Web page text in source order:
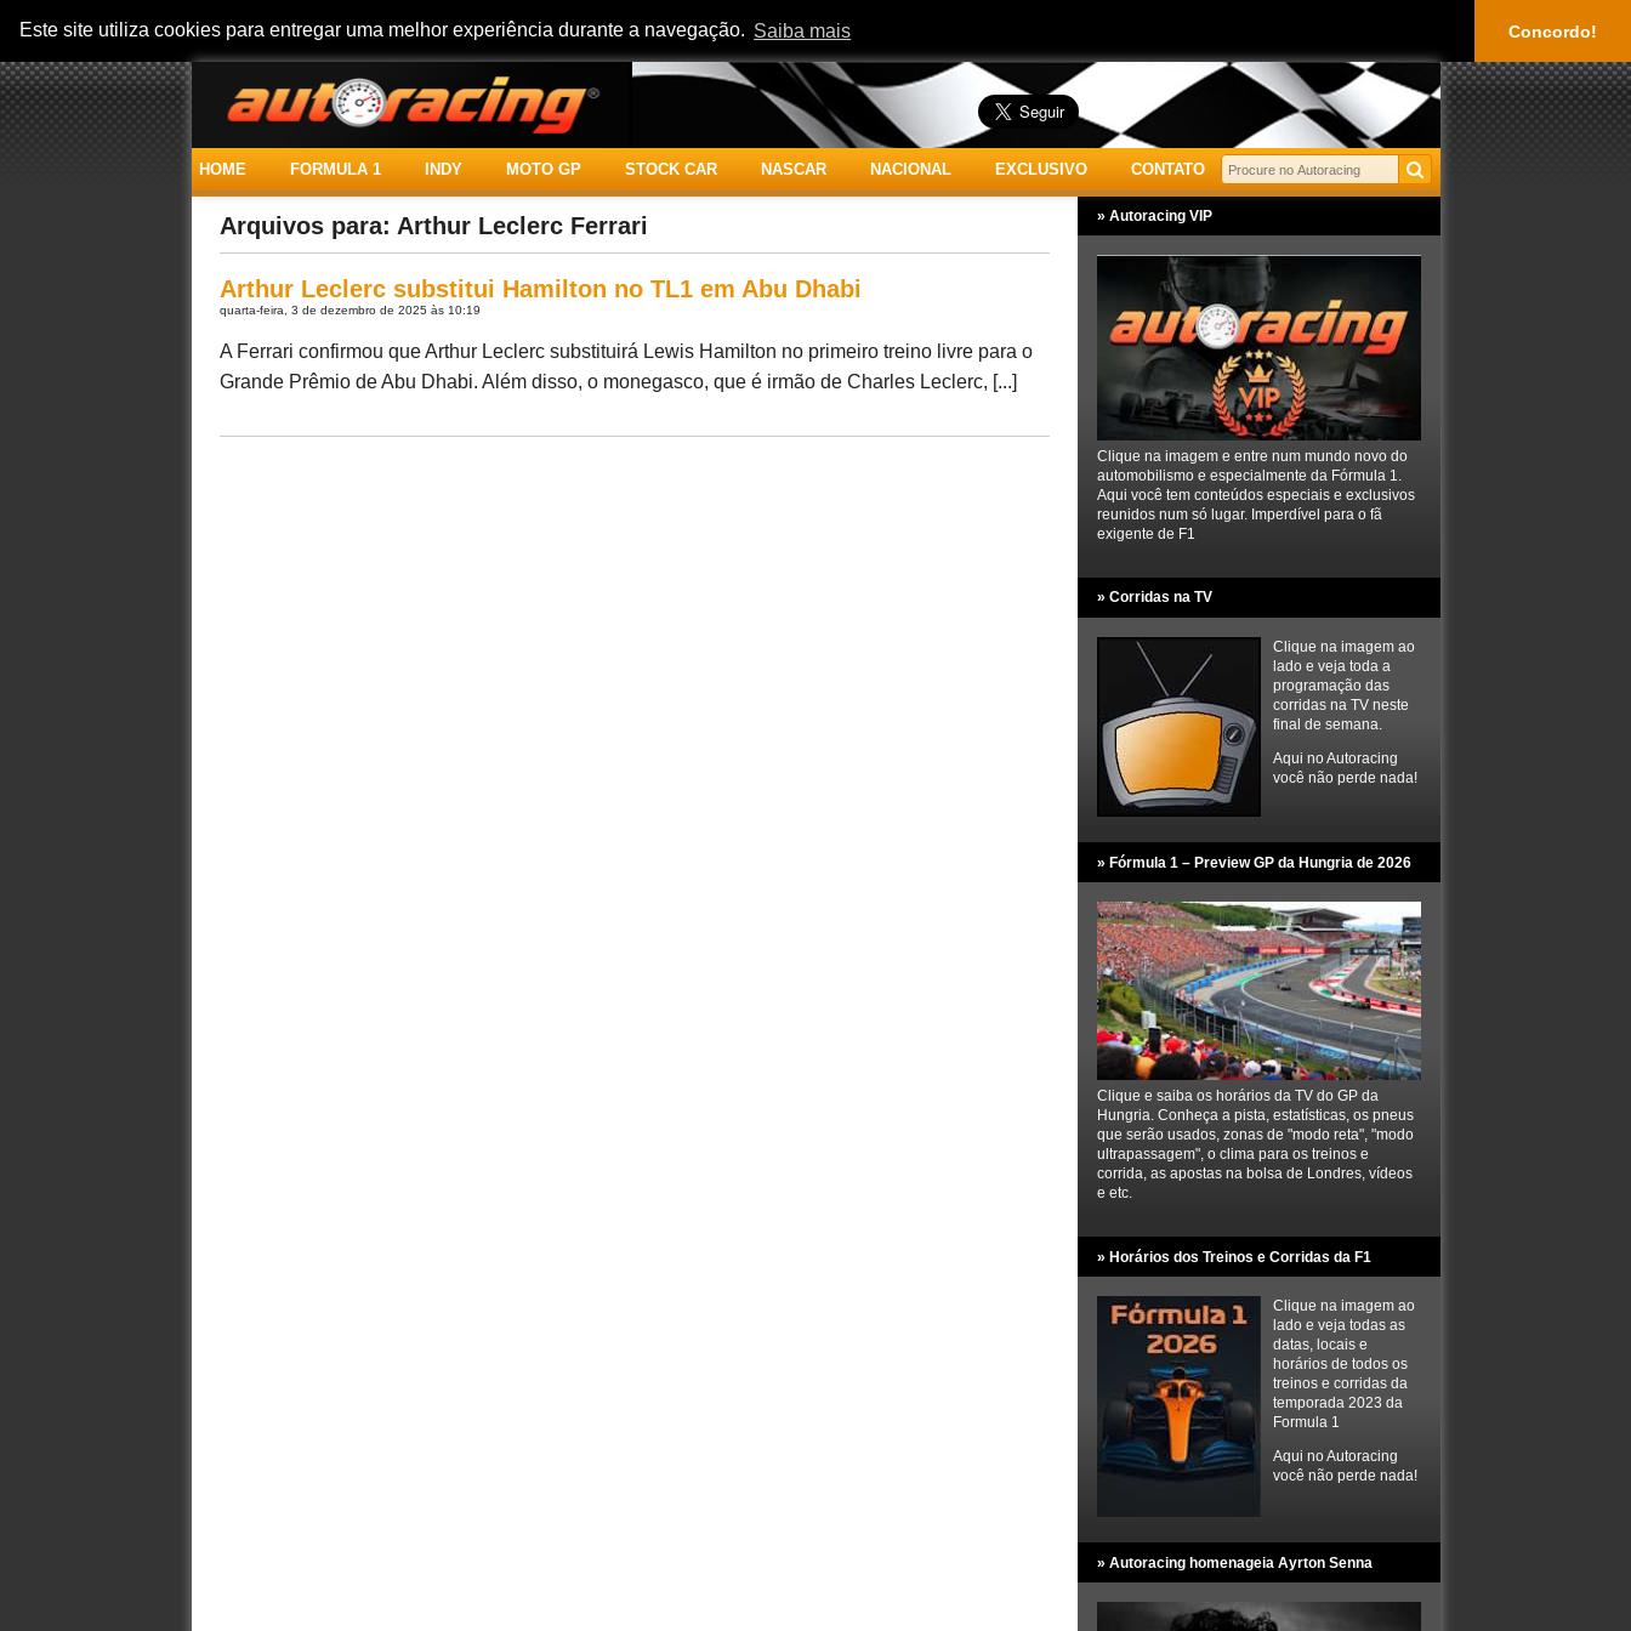
Este site utiliza cookies para entregar uma melhor experiência durante a navegação. Saiba mais Concordo!
HOME FORMULA 1 INDY MOTO GP STOCK CAR NASCAR NACIONAL EXCLUSIVO CONTATO
Arquivos para: Arthur Leclerc Ferrari
Arthur Leclerc substitui Hamilton no TL1 em Abu Dhabi
quarta-feira, 3 de dezembro de 2025 às 10:19
A Ferrari confirmou que Arthur Leclerc substituirá Lewis Hamilton no primeiro treino livre para o
Grande Prêmio de Abu Dhabi. Além disso, o monegasco, que é irmão de Charles Leclerc, [...]
» Autoracing VIP
Clique na imagem e entre num mundo novo do
automobilismo e especialmente da Fórmula 1.
Aqui você tem conteúdos especiais e exclusivos
reunidos num só lugar. Imperdível para o fã
exigente de F1
» Corridas na TV
Clique na imagem ao
lado e veja toda a
programação das
corridas na TV neste
final de semana.
Aqui no Autoracing
você não perde nada!
» Fórmula 1 – Preview GP da Hungria de 2026
Clique e saiba os horários da TV do GP da
Hungria. Conheça a pista, estatísticas, os pneus
que serão usados, zonas de "modo reta", "modo
ultrapassagem", o clima para os treinos e
corrida, as apostas na bolsa de Londres, vídeos
e etc.
» Horários dos Treinos e Corridas da F1
Clique na imagem ao
lado e veja todas as
datas, locais e
horários de todos os
treinos e corridas da
temporada 2023 da
Formula 1
Aqui no Autoracing
você não perde nada!
» Autoracing homenageia Ayrton Senna